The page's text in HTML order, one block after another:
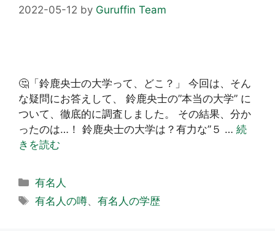
2022-05-12 by Guruffin Team
🤔「鈴鹿央士の大学って、どこ？」 今回は、そん
な疑問にお答えして、 鈴鹿央士の”本当の大学” に
ついて、徹底的に調査しました。 その結果、分か
ったのは…！ 鈴鹿央士の大学は？有力な”５ … 続
きを読む
カ
テ
有名人
タ
有名人の噂、有名人の学歴